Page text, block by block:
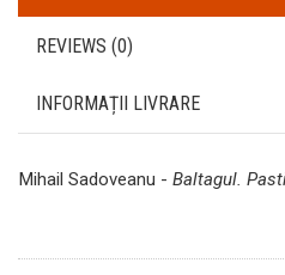
REVIEWS (0)
INFORMAȚII LIVRARE
Mihail Sadoveanu - Baltagul.